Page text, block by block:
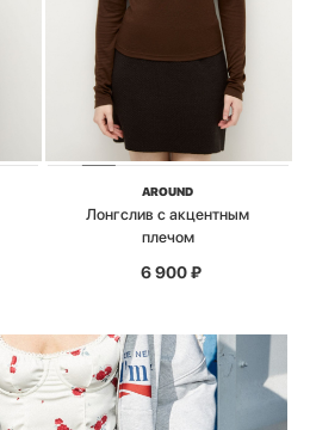
AROUND
Лонгслив с акцентным
плечом
6 900₽